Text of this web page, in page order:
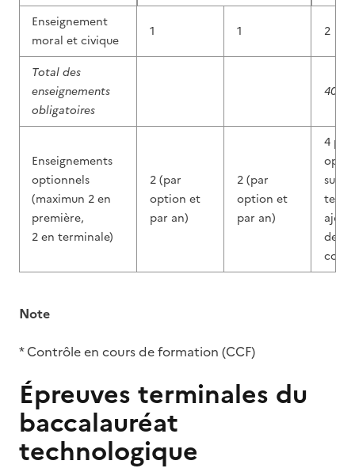
Enseignement
moral et civique
1 1 2
Total des
enseignements
obligatoires
40
Enseignements
optionnels
(maximun 2 en
première,
2 en terminale)
2 (par
option et
par an)
2 (par
option et
par an)
4 par
sur
des
Note
* Contrôle en cours de formation (CCF)
Épreuves terminales du
baccalauréat
technologique